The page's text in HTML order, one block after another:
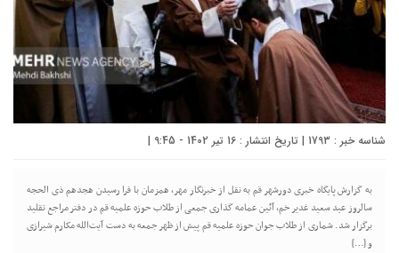
شناسه خبر : 1793 | تاریخ انتشار : 16 تیر 1402 - 9:45 |
به گزارش پایگاه خبری دورشهر قم به نقل از خبرنگار مهر، همزمان با فرا رسیدن هجدهم ذی الحجه
سالروز عید سعید غدیر خم، آئین عمامه گذاری جمعی از طلاب حوزه علمیه قم در دفتر مراجع تقلید
برگزار شد. شماری از طلاب جوان حوزه علمیه قم پیش از ظهر جمعه به دست آیت‌الله مکارم شیرازی
و […]